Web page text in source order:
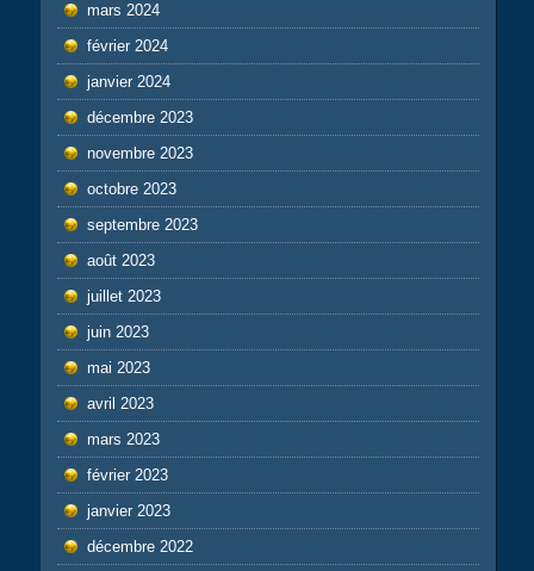
mars 2024
février 2024
janvier 2024
décembre 2023
novembre 2023
octobre 2023
septembre 2023
août 2023
juillet 2023
juin 2023
mai 2023
avril 2023
mars 2023
février 2023
janvier 2023
décembre 2022